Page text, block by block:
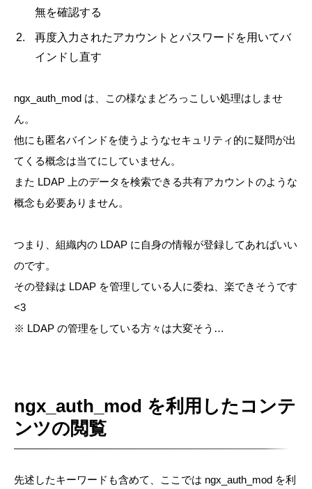
無を確認する
再度入力されたアカウントとパスワードを用いてバ
インドし直す
ngx_auth_mod は、この様なまどろっこしい処理はしませ
ん。
他にも匿名バインドを使うようなセキュリティ的に疑問が出
てくる概念は当てにしていません。
また LDAP 上のデータを検索できる共有アカウントのような
概念も必要ありません。
つまり、組織内の LDAP に自身の情報が登録してあればいい
のです。
その登録は LDAP を管理している人に委ね、楽できそうです
<3
※ LDAP の管理をしている方々は大変そう…
ngx_auth_mod を利用したコンテ
ンツの閲覧
先述したキーワードも含めて、ここでは ngx_auth_mod を利